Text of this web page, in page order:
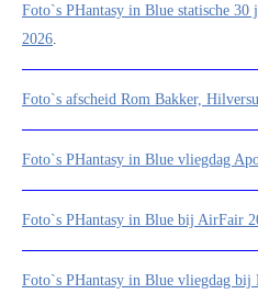
Foto`s PHantasy in Blue statische
2026
Foto`s afscheid Rom Bakker,
Foto`s PHantasy in Blue vliegdag
Foto`s PHantasy in Blue bij AirFair
Foto`s PHantasy in Blue vliegdag bij